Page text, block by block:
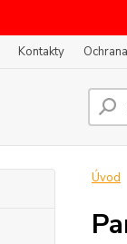
Kontakty
Úvod